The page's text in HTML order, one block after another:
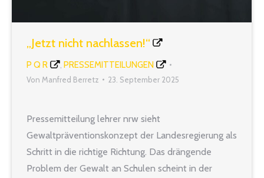
„Jetzt nicht nachlassen!“
P Q R PRESSEMITTEILUNGEN
Von Manfred Berretz 23. September 2025
Pressemitteilung lehrer nrw sieht
Gewaltpräventionskonzept der Landesregierung als
Schritt in die richtige Richtung. Das drängende
Problem der Gewalt an Schulen scheint in der